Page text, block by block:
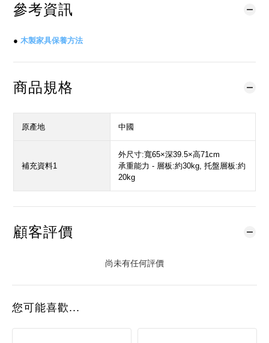
參考資訊
● 木製家具保養方法
商品規格
原產地 中國
補充資料1
外尺寸:寬65×深39.5×高71cm
承重能力 - 層板:約30kg, 托盤層板:約
20kg
顧客評價
尚未有任何評價
您可能喜歡...